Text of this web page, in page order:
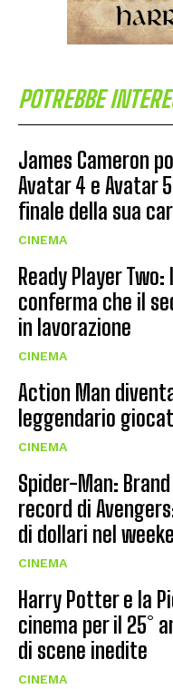
POTREBBE
James Cameron
Avatar 4 e Avatar
finale della sua
CINEMA
Ready Player
conferma che il
in lavorazione
CINEMA
Action Man
leggendario
CINEMA
Spider-Man:
record di
di dollari nel
CINEMA
Harry Potter e la
cinema per il 25°
di scene inedite
CINEMA